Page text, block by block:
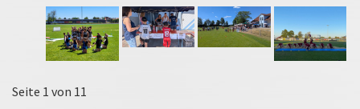
Seite 1 von 11